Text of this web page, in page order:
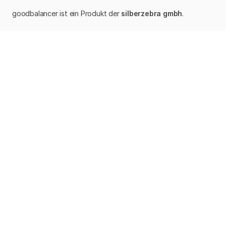
goodbalancer ist ein Produkt der silberzebra gmbh.